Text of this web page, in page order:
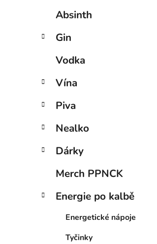
Absinth
Gin
Vodka
Vína
Piva
Nealko
Dárky
Merch PPNCK
Energie po kalbě
Energetické nápoje
Tyčinky